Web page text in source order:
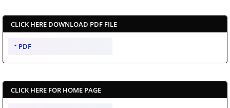
CLICK HERE DOWNLOAD PDF FILE
PDF
CLICK HERE FOR HOME PAGE